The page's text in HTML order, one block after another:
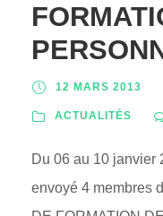
12 MARS 2013
ACTUALITÉS
Du 06 au 10 janvier
envoyé 4 membres